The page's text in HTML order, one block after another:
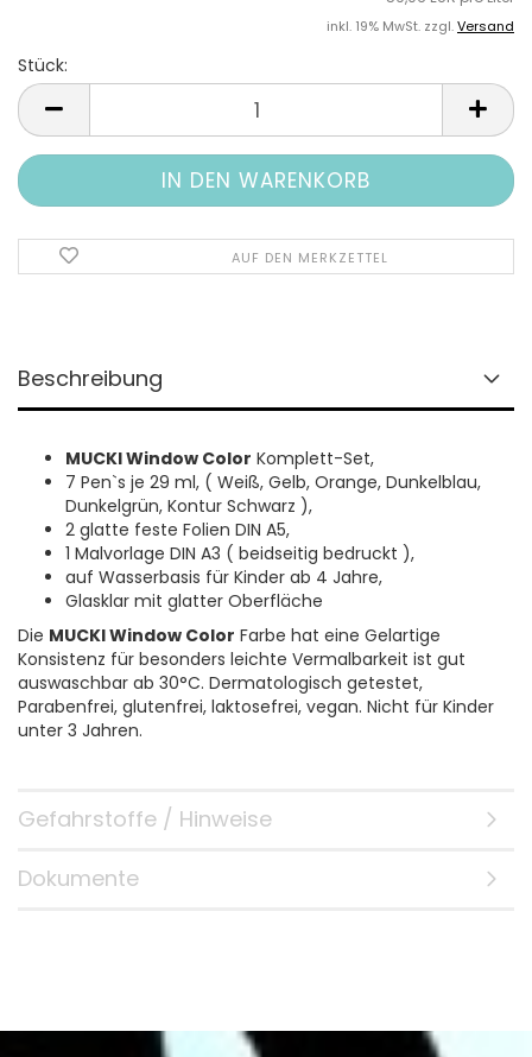
inkl. 19% MwSt. zzgl.Versand
Stück:
Stück
AUF DEN MERKZETTEL
Beschreibung
MUCKI Window Color Komplett-Set,
7 Pen`s je 29 ml, ( Weiß, Gelb, Orange, Dunkelblau,
Dunkelgrün, Kontur Schwarz ),
2 glatte feste Folien DIN A5,
1 Malvorlage DIN A3 ( beidseitig bedruckt ),
auf Wasserbasis für Kinder ab 4 Jahre,
Glasklar mit glatter Oberfläche
Die MUCKI Window Color Farbe hat eine Gelartige
Konsistenz für besonders leichte Vermalbarkeit ist gut
auswaschbar ab 30°C. Dermatologisch getestet,
Parabenfrei, glutenfrei, laktosefrei, vegan. Nicht für Kinder
unter 3 Jahren.
Gefahrstoffe / Hinweise
Dokumente